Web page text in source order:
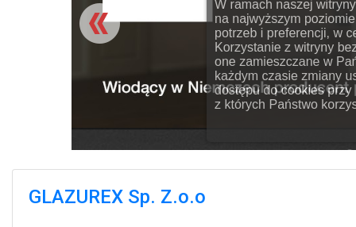
GLAZUREX Sp. Z.o.o